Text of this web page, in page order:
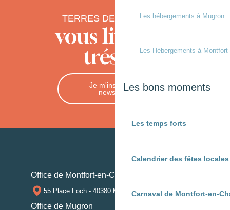
Les hébergements à Mugron
Les Hébergements à
Les bons moments
Les temps forts
Calendrier des fêtes
Carnaval de Montfort-en-
TERRES DE CHALOSSE
vous livre ses
trésors
Je m'inscris à la
newsletter
Office de Montfort-en-Chalosse
55 Place Foch - 40380 MONTFORT-EN-CHALOSSE
Office de Mugron